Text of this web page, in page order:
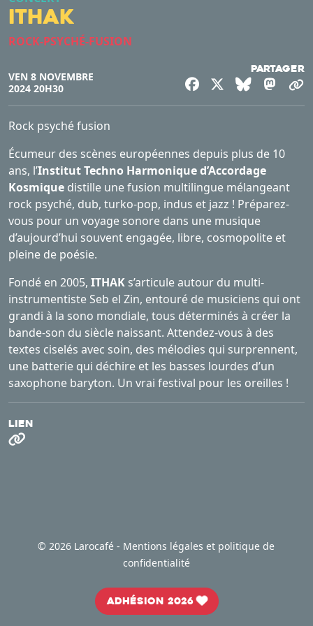
ITHAK
ROCK-PSYCHÉ-FUSION
VEN 8 NOVEMBRE
2024 20H30
Partager
FacebookBluesky
Rock psyché fusion
Écumeur des scènes européennes depuis plus de 10
ans, l’Institut Techno Harmonique d’Accordage
Kosmique distille une fusion multilingue mélangeant
rock psyché, dub, turko-pop, indus et jazz ! Préparez-
vous pour un voyage sonore dans une musique
d’aujourd’hui souvent engagée, libre, cosmopolite et
pleine de poésie.
Fondé en 2005, ITHAK s’articule autour du multi-
instrumentiste Seb el Zin, entouré de musiciens qui ont
grandi à la sono mondiale, tous déterminés à créer la
bande-son du siècle naissant. Attendez-vous à des
textes ciselés avec soin, des mélodies qui surprennent,
une batterie qui déchire et les basses lourdes d’un
saxophone baryton. Un vrai festival pour les oreilles !
Lien
© 2026 Larocafé - Mentions légales et politique de
confidentialité
Adhésion 2026